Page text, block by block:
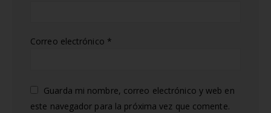
Correo electrónico *
Guarda mi nombre, correo electrónico y web en
este navegador para la próxima vez que comente.